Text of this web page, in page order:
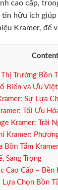
cao cấp,
hữu ích
Kramer, để
Trường Bồn
Biến và Ưu
Sự Lựa
Tối Ưu
Kramer: Trải
Kramer:
Tắm
Sang Trọng
Cao Cấp –
Lựa Chọn Bồn